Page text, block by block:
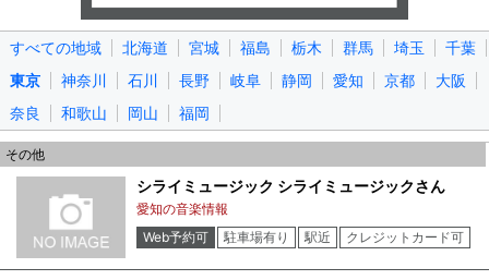
すべての地域 北海道 宮城 福島 栃木 群馬 埼玉
千葉
東京
神奈川 石川 長野 岐阜 静岡 愛知 京都
大阪
奈良
和歌山 岡山 福岡
その他
シライミュージック シライミュージックさん
愛知の音楽情報
Web予約可
駐車場有り 駅近
クレジットカード可